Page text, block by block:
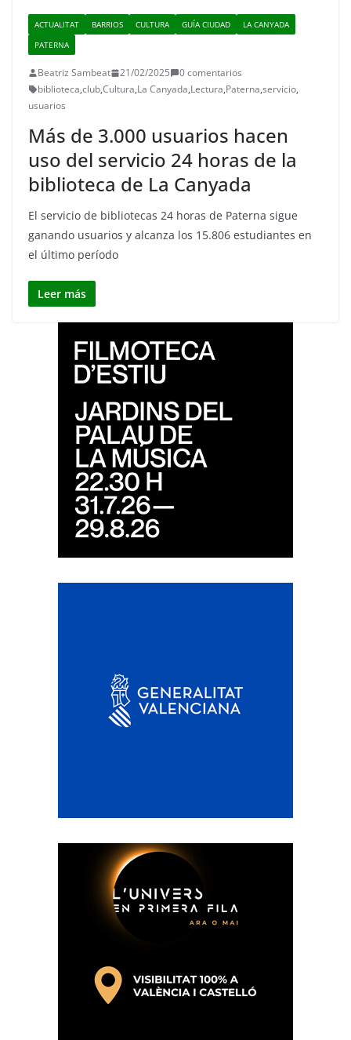
ACTUALITAT BARRIOS CULTURA GUÍA CIUDAD
LA CANYADA
PATERNA
Beatriz Sambeat 21/02/2025
0 comentarios
biblioteca,club,Cultura,La Canyada,Lectura,Paterna,servicio,
usuarios
Más de 3.000 usuarios hacen
uso del servicio 24 horas de la
biblioteca de La Canyada
El servicio de bibliotecas 24 horas de Paterna sigue
ganando usuarios y alcanza los 15.806 estudiantes en
el último período
Leer más